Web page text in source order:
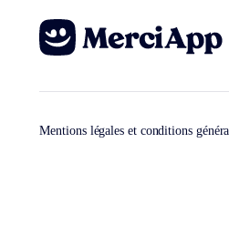
Mentions légales et conditions